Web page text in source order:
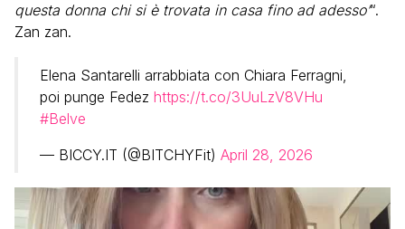
questa donna chi si è trovata in casa fino ad adesso’“.
Zan zan.
Elena Santarelli arrabbiata con Chiara Ferragni,
poi punge Fedez https://t.co/3UuLzV8VHu
#Belve
— BICCY.IT (@BITCHYFit) April 28, 2026